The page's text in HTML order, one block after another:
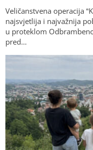
Veličanstvena operacija
najsvjetlija i najvažnija
u proteklom
pred…